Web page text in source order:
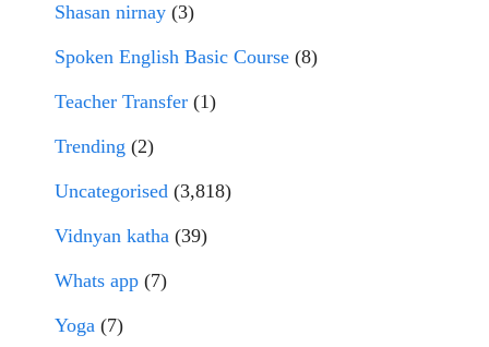
Shasan nirnay (3)
Spoken English Basic Course (8)
Teacher Transfer (1)
Trending (2)
Uncategorised (3,818)
Vidnyan katha (39)
Whats app (7)
Yoga (7)